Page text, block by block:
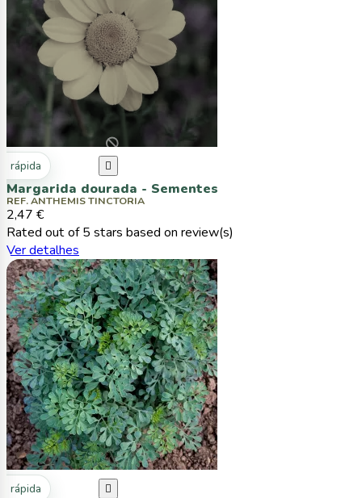
rápida 
Margarida dourada - Sementes
REF. ANTHEMIS TINCTORIA
2,47 €
Rated out of 5 stars based on review(s)
Ver detalhes
rápida 